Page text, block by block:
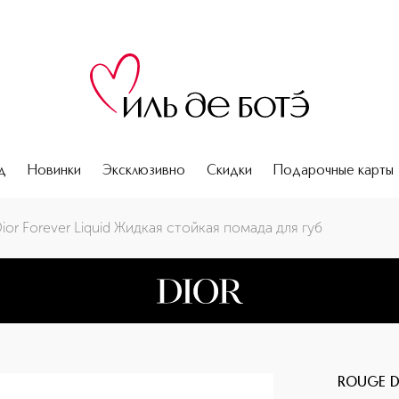
Новинки Эксклюзивно Скидки Подарочные карты
Forever Liquid Жидкая стойкая помада для губ
ROUGE